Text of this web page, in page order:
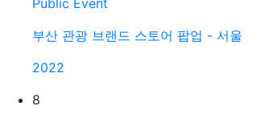
Public Event
부산 관광 브랜드 스토어 팝업 - 서울
2022
8